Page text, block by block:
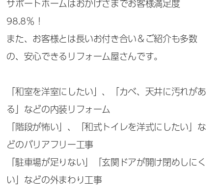
サポートホームはおかげさまでお客様満足度
98.8％！
また、お客様とは長いお付き合い＆ご紹介も多数
の、安心できるリフォーム屋さんです。
「和室を洋室にしたい」、「カベ、天井に汚れがあ
る」などの内装リフォーム
「階段が怖い」、「和式トイレを洋式にしたい」な
どのバリアフリー工事
「駐車場が足りない」「玄関ドアが開け閉めしにく
い」などの外まわり工事